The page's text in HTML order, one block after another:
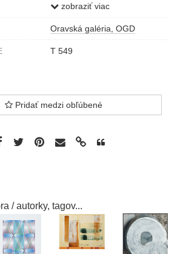
ceruzou
zobraziť viac
Oravská galéria, OGD
T 549
Pridať medzi obľúbené
/ autorky, tagov...